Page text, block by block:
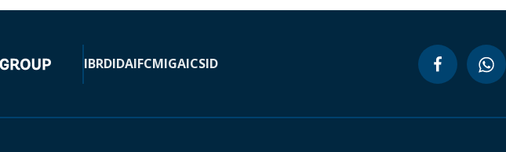
IBRDIDAIFCMIGAICSID